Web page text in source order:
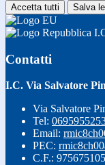
Accetta tutti Salva
Contatti
I.C. Via Salvatore
Via Salvatore
Tel:
Email:
PEC:
C.F.: